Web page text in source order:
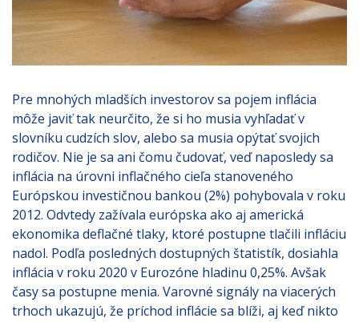
Pre mnohých mladších investorov sa pojem inflácia
môže javiť tak neurčito, že si ho musia vyhľadať v
slovníku cudzích slov, alebo sa musia opýtať svojich
rodičov. Nie je sa ani čomu čudovať, veď naposledy sa
inflácia na úrovni inflačného cieľa stanoveného
Európskou investičnou bankou (2%) pohybovala v roku
2012. Odvtedy zažívala európska ako aj americká
ekonomika deflačné tlaky, ktoré postupne tlačili infláciu
nadol. Podľa posledných dostupných štatistík, dosiahla
inflácia v roku 2020 v Eurozóne hladinu 0,25%. Avšak
časy sa postupne menia. Varovné signály na viacerých
trhoch ukazujú, že príchod inflácie sa blíži, aj keď nikto